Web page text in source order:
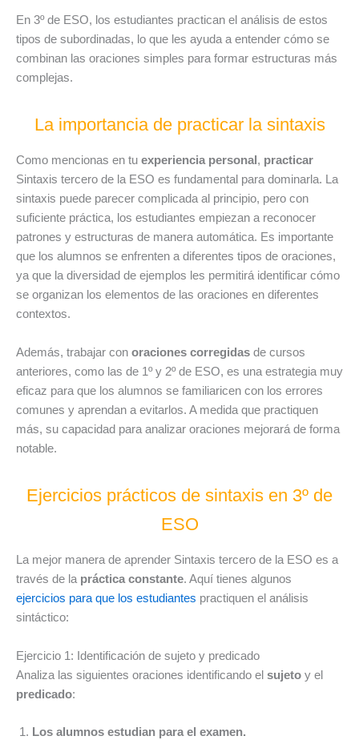
En 3º de ESO, los estudiantes practican el análisis de estos
tipos de subordinadas, lo que les ayuda a entender cómo se
combinan las oraciones simples para formar estructuras más
complejas.
La importancia de practicar la sintaxis
Como mencionas en tu experiencia personal , practicar
Sintaxis tercero de la ESO es fundamental para dominarla. La
sintaxis puede parecer complicada al principio, pero con
suficiente práctica, los estudiantes empiezan a reconocer
patrones y estructuras de manera automática. Es importante
que los alumnos se enfrenten a diferentes tipos de oraciones,
ya que la diversidad de ejemplos les permitirá identificar cómo
se organizan los elementos de las oraciones en diferentes
contextos.
Además, trabajar con oraciones corregidas de cursos
anteriores, como las de 1º y 2º de ESO, es una estrategia muy
eficaz para que los alumnos se familiaricen con los errores
comunes y aprendan a evitarlos. A medida que practiquen
más, su capacidad para analizar oraciones mejorará de forma
notable.
Ejercicios prácticos de sintaxis en 3º de
ESO
La mejor manera de aprender Sintaxis tercero de la ESO es a
través de la práctica constante. Aquí tienes algunos
ejercicios para que los estudiantes practiquen el análisis
sintáctico:
Ejercicio 1: Identificación de sujeto y predicado
Analiza las siguientes oraciones identificando el sujeto y el
predicado:
Los alumnos estudian para el examen.